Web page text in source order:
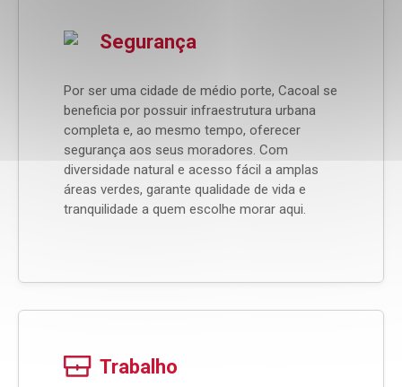
Segurança
Por ser uma cidade de médio porte, Cacoal se
beneficia por possuir infraestrutura urbana
completa e, ao mesmo tempo, oferecer
segurança aos seus moradores. Com
diversidade natural e acesso fácil a amplas
áreas verdes, garante qualidade de vida e
tranquilidade a quem escolhe morar aqui.
Trabalho